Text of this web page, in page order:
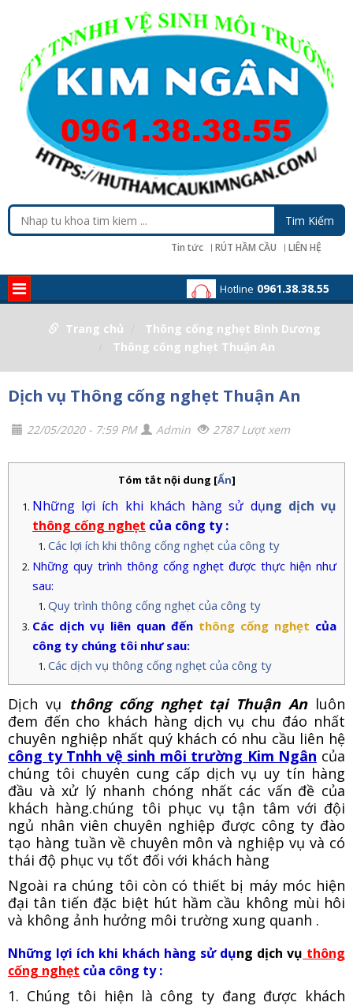
Tin tức RÚT HẦM CẦU LIÊN HỆ
Hotline 0961.38.38.55
Trang chủ
Thông cống nghẹt Bình Dương
Thông cống nghẹt Thuận An
Dịch vụ Thông cống nghẹt Thuận An
22/05/2020 - 7:59 PM Admin 2787 Lượt xem
Tóm tắt nội dung [Ẩn]
Những lợi ích khi khách hàng sử dụng dịch vụ
thông cống nghẹt của công ty :
Các lợi ích khi thông cống nghẹt của công ty
Những quy trình thông cống nghẹt được thực hiện như
sau:
Quy trình thông cống nghẹt của công ty
Các dịch vụ liên quan đến thông cống nghẹt của
công ty chúng tôi như sau:
Các dịch vụ thông cống nghẹt của công ty
Dịch vụ thông cống nghẹt tại Thuận Anluôn
đem đến cho khách hàng dịch vụ chu đáo nhất
chuyên nghiệp nhất quý khách có nhu cầu liên hệ
công ty Tnhh vệ sinh môi trường Kim Ngân của
chúng tôi chuyên cung cấp dịch vụ uy tín hàng
đầu và xử lý nhanh chóng nhất các vấn đề của
khách hàng.chúng tôi phục vụ tận tâm với đội
ngủ nhân viên chuyên nghiệp được công ty đào
tạo hàng tuần về chuyên môn và nghiệp vụ và có
thái độ phục vụ tốt đối với khách hàng
Ngoài ra chúng tôi còn có thiết bị máy móc hiện
đại tân tiến đặc biệt hút hầm cầu không mùi hôi
và không ảnh hưởng môi trường xung quanh .
Những lợi ích khi khách hàng sử dụng dịch vụ thông
cống nghẹt của công ty :
1. Chúng tôi hiện là công ty đang được khách